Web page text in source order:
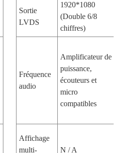
Sortie
LVDS
1920*1080
(Double 6/8
chiffres)
Fréquence
audio
Amplificateur de
puissance,
écouteurs et
micro
compatibles
Affichage
multi-
N / A